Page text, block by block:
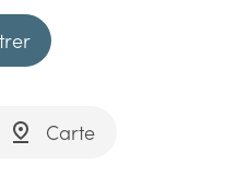
Carte